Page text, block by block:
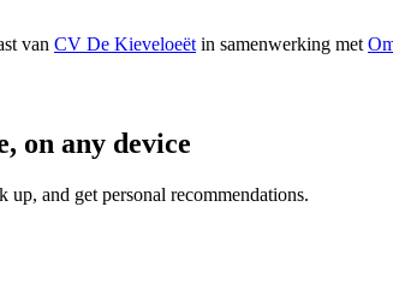
van ⁠CV De Kieveloeët⁠ in samenwerking met
on any device
up, and get personal recommendations.